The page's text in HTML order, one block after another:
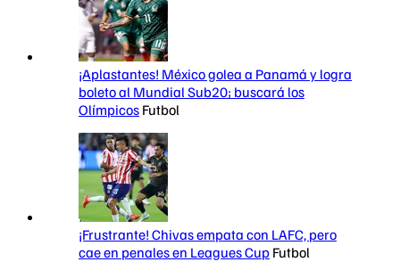
¡Aplastantes! México golea a Panamá y logra
boleto al Mundial Sub20; buscará los
Olímpicos Futbol
¡Frustrante! Chivas empata con LAFC, pero
cae en penales en Leagues Cup Futbol